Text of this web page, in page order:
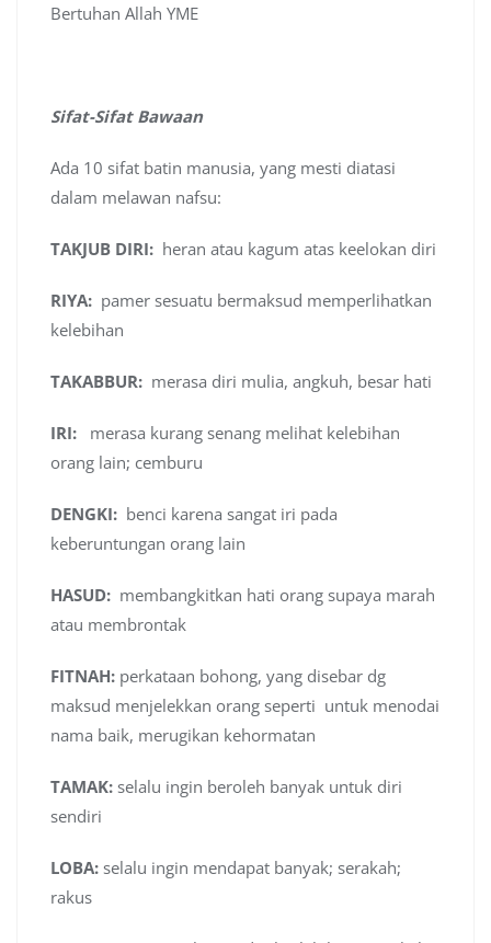
Bertuhan Allah YME
Sifat-Sifat Bawaan
Ada 10 sifat batin manusia, yang mesti diatasi
dalam melawan nafsu:
TAKJUB DIRI: heran atau kagum atas keelokan diri
RIYA: pamer sesuatu bermaksud memperlihatkan
kelebihan
TAKABBUR: merasa diri mulia, angkuh, besar hati
IRI:
merasa kurang senang melihat kelebihan
orang lain; cemburu
DENGKI: benci karena sangat iri pada
keberuntungan orang lain
HASUD: membangkitkan hati orang supaya marah
atau membrontak
FITNAH: perkataan bohong, yang disebar dg
maksud menjelekkan orang seperti untuk menodai
nama baik, merugikan kehormatan
TAMAK: selalu ingin beroleh banyak untuk diri
sendiri
LOBA: selalu ingin mendapat banyak; serakah;
rakus